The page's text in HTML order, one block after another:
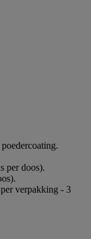
per doos).
verpakking - 3